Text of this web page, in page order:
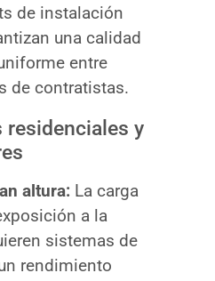
de instalación
una calidad
entre
de contratistas.
residenciales y
altura: La carga
a la
sistemas de
rendimiento